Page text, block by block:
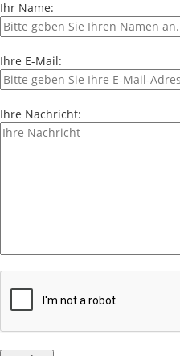
Ihr Name:
Ihre E-Mail:
Ihre Nachricht: